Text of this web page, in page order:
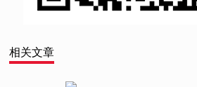
相关文章